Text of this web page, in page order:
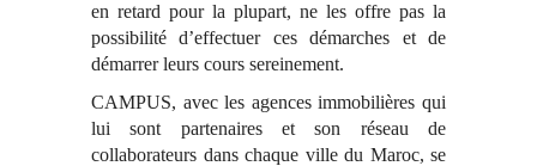
en retard pour la plupart, ne les offre pas la
possibilité d’effectuer ces démarches et de
démarrer leurs cours sereinement.
CAMPUS, avec les agences immobilières qui
lui sont partenaires et son réseau de
collaborateurs dans chaque ville du Maroc, se